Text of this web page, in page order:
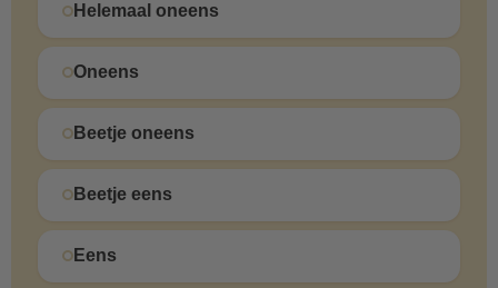
Helemaal oneens
Oneens
Beetje oneens
Beetje eens
Eens